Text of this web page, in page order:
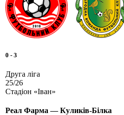
0 - 3
Друга ліга
25/26
Стадіон «Іван»
Реал Фарма — Куликів-Білка